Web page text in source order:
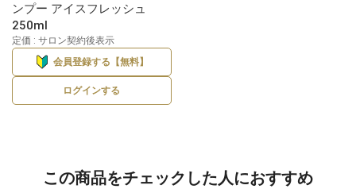
ンプー アイスフレッシュ
250ml
定価 : サロン契約後表示
会員登録する【無料】
ログインする
この商品をチェックした人におすすめ